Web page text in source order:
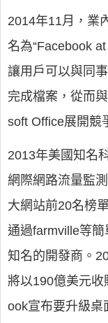
2014年11月，業
名為“Facebook
讓用戶可以與同
完成檔案，從而
soft Office展開競
2013年美國知名
網際網路流量監
大網站前20名榜
通過farmville等
知名的開發商。
將以190億美元
ook宣布要升級桌